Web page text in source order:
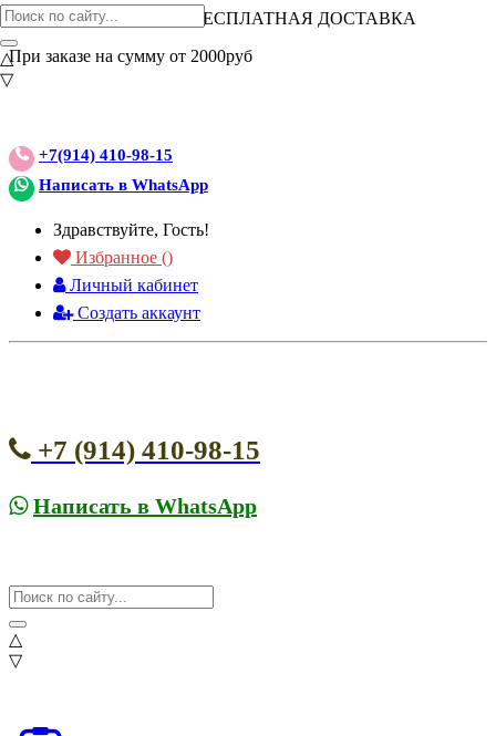
ВНИМАНИЕ АКЦИЯ!
БЕСПЛАТНАЯ ДОСТАВКА
При заказе на сумму от 2000руб
+7(914) 410-98-15
Написать в WhatsApp
Здравствуйте, Гость!
Избранное ()
Личный кабинет
Создать аккаунт
+7 (914) 410-98-15
Написать в WhatsApp
△
▽
△
▽